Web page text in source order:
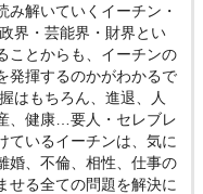
み解いていくイーチン・
界・芸能界・財界とい
ことからも、イーチンの
発揮するのかがわかるで
はもちろん、進退、人
、健康…要人・セレブレ
ているイーチンは、気に
婚、不倫、相性、仕事の
せる全ての問題を解決に